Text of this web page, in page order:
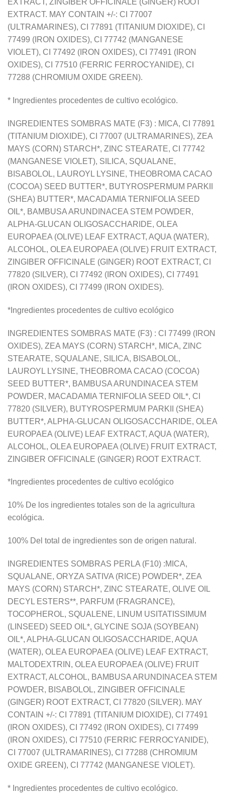
EXTRACT, ZINGIBER OFFICINALE (GINGER) ROOT
EXTRACT. MAY CONTAIN +/-: CI 77007
(ULTRAMARINES), CI 77891 (TITANIUM DIOXIDE), CI
77499 (IRON OXIDES), CI 77742 (MANGANESE
VIOLET), CI 77492 (IRON OXIDES), CI 77491 (IRON
OXIDES), CI 77510 (FERRIC FERROCYANIDE), CI
77288 (CHROMIUM OXIDE GREEN).
* Ingredientes procedentes de cultivo ecológico.
INGREDIENTES SOMBRAS MATE (F3) : MICA, CI 77891
(TITANIUM DIOXIDE), CI 77007 (ULTRAMARINES), ZEA
MAYS (CORN) STARCH*, ZINC STEARATE, CI 77742
(MANGANESE VIOLET), SILICA, SQUALANE,
BISABOLOL, LAUROYL LYSINE, THEOBROMA CACAO
(COCOA) SEED BUTTER*, BUTYROSPERMUM PARKII
(SHEA) BUTTER*, MACADAMIA TERNIFOLIA SEED
OIL*, BAMBUSA ARUNDINACEA STEM POWDER,
ALPHA-GLUCAN OLIGOSACCHARIDE, OLEA
EUROPAEA (OLIVE) LEAF EXTRACT, AQUA (WATER),
ALCOHOL, OLEA EUROPAEA (OLIVE) FRUIT EXTRACT,
ZINGIBER OFFICINALE (GINGER) ROOT EXTRACT, CI
77820 (SILVER), CI 77492 (IRON OXIDES), CI 77491
(IRON OXIDES), CI 77499 (IRON OXIDES).
*Ingredientes procedentes de cultivo ecológico
INGREDIENTES SOMBRAS MATE (F3) : CI 77499 (IRON
OXIDES), ZEA MAYS (CORN) STARCH*, MICA, ZINC
STEARATE, SQUALANE, SILICA, BISABOLOL,
LAUROYL LYSINE, THEOBROMA CACAO (COCOA)
SEED BUTTER*, BAMBUSA ARUNDINACEA STEM
POWDER, MACADAMIA TERNIFOLIA SEED OIL*, CI
77820 (SILVER), BUTYROSPERMUM PARKII (SHEA)
BUTTER*, ALPHA-GLUCAN OLIGOSACCHARIDE, OLEA
EUROPAEA (OLIVE) LEAF EXTRACT, AQUA (WATER),
ALCOHOL, OLEA EUROPAEA (OLIVE) FRUIT EXTRACT,
ZINGIBER OFFICINALE (GINGER) ROOT EXTRACT.
*Ingredientes procedentes de cultivo ecológico
10% De los ingredientes totales son de la agricultura
ecológica.
100% Del total de ingredientes son de origen natural.
INGREDIENTES SOMBRAS PERLA (F10) :MICA,
SQUALANE, ORYZA SATIVA (RICE) POWDER*, ZEA
MAYS (CORN) STARCH*, ZINC STEARATE, OLIVE OIL
DECYL ESTERS**, PARFUM (FRAGRANCE),
TOCOPHEROL, SQUALENE, LINUM USITATISSIMUM
(LINSEED) SEED OIL*, GLYCINE SOJA (SOYBEAN)
OIL*, ALPHA-GLUCAN OLIGOSACCHARIDE, AQUA
(WATER), OLEA EUROPAEA (OLIVE) LEAF EXTRACT,
MALTODEXTRIN, OLEA EUROPAEA (OLIVE) FRUIT
EXTRACT, ALCOHOL, BAMBUSA ARUNDINACEA STEM
POWDER, BISABOLOL, ZINGIBER OFFICINALE
(GINGER) ROOT EXTRACT, CI 77820 (SILVER). MAY
CONTAIN +/-: CI 77891 (TITANIUM DIOXIDE), CI 77491
(IRON OXIDES), CI 77492 (IRON OXIDES), CI 77499
(IRON OXIDES), CI 77510 (FERRIC FERROCYANIDE),
CI 77007 (ULTRAMARINES), CI 77288 (CHROMIUM
OXIDE GREEN), CI 77742 (MANGANESE VIOLET).
* Ingredientes procedentes de cultivo ecológico.